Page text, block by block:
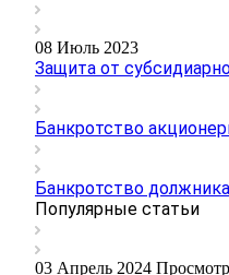
08 Июль 2023
Защита от
Банкротство
Банкротство
Популярные статьи
03 Апрель 2024